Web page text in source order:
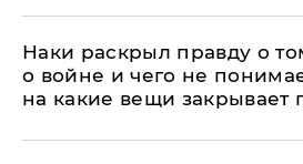
Наки раскрыл правду о
о войне и чего не
на какие вещи закрывает